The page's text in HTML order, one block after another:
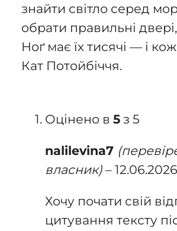
знайти світло серед
обрати правильні
Ноґ має їх тисячі — і
Кат Потойбіччя.
Оцінено в 5 з 5
nalilevina7
власник) – 12.06.2026
Хочу почати свій
цитування тексту